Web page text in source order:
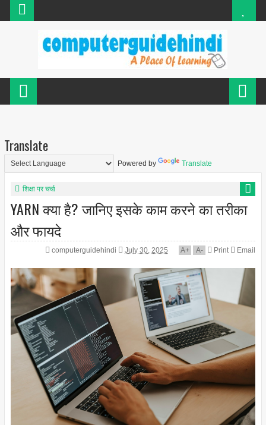
Translate
Powered by Translate
शिक्षा पर चर्चा
YARN क्या है? जानिए इसके काम करने का तरीका
और फायदे
computerguidehindi July 30, 2025 A+ A- Print Email